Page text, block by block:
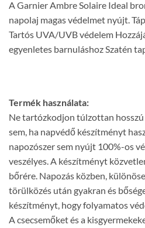
A Garnier Ambre Solaire Ideal
napolaj magas védelmet nyújt.
Tartós UVA/UVB védelem
egyenletes barnuláshoz Szatén
Termék használata:
Ne tartózkodjon túlzottan hosszú
sem, ha napvédő készítményt
napozószer sem nyújt 100%-os
veszélyes. A készítményt
bőrére. Napozás közben,
törülközés után gyakran és
készítményt, hogy folyamatos
A csecsemőket és a